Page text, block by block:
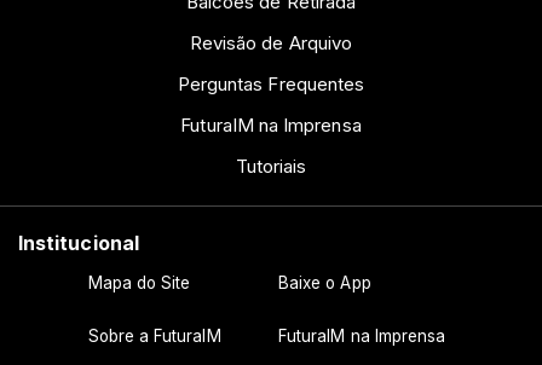
Revisão de Arquivo
Perguntas Frequentes
FuturaIM na Imprensa
Tutoriais
Institucional
Mapa do Site Baixe o App
Sobre a FuturaIM FuturaIM na Imprensa